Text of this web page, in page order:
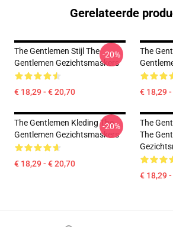
Gerelateerde
The Gentlemen Stijl The
Gentlemen Gezichtsmaskers
€ 18,29 - € 20,70
-20%
The
€ 18,29
The Gentlemen Kleding The
Gentlemen Gezichtsmaskers
€ 18,29 - € 20,70
-20%
The
The
€ 18,29